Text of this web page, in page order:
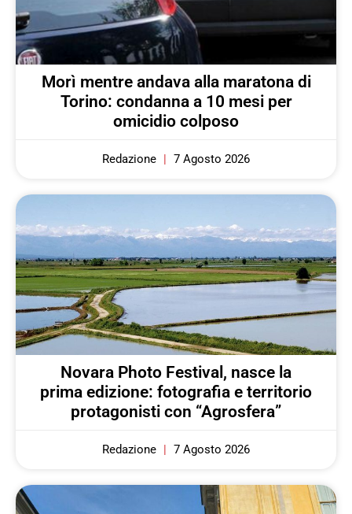
Morì mentre andava alla maratona di
Torino: condanna a 10 mesi per
omicidio colposo
Redazione 7 Agosto 2026
Novara Photo Festival, nasce la
prima edizione: fotografia e territorio
protagonisti con “Agrosfera”
Redazione 7 Agosto 2026